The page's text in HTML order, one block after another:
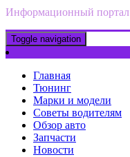
Информационный портал
Toggle navigation
Главная
Тюнинг
Марки и модели
Советы водителям
Обзор авто
Запчасти
Новости